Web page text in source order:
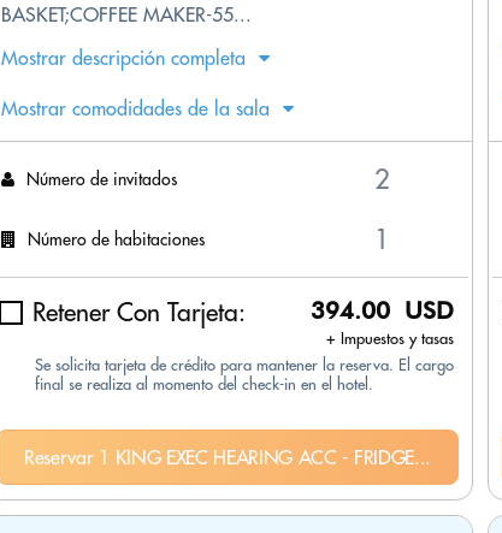
BASKET;COFFEE MAKER-55...
Mostrar descripción completa
Mostrar comodidades de la sala
Número de invitados
Número de habitaciones
Retener Con Tarjeta: 394.00 USD
+ Impuestos y tasas
Se solicita tarjeta de crédito para mantener la reserva. El cargo
final se realiza al momento del check-in en el hotel.
Reservar 1 KING EXEC HEARING ACC - FRIDGE...